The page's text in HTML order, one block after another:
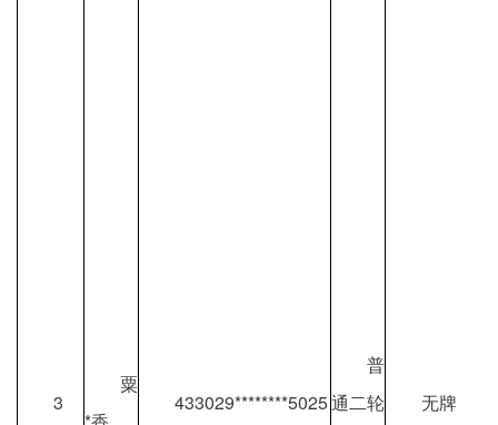
3
粟
433029********5025
普
通二轮
无牌